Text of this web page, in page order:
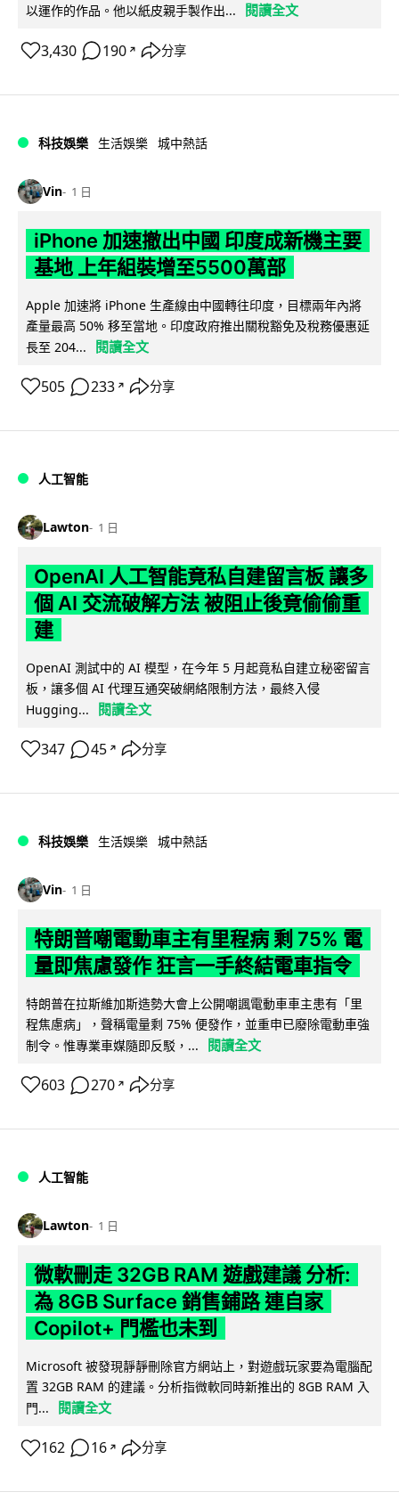
以運作的作品。他以紙皮親手製作出...
閱讀全文
3,430 190 ↗ 分享
科技娛樂 生活娛樂 城中熱話
Vin 1 日
iPhone 加速撤出中國 印度成新機主要
基地 上年組裝增至5500萬部
Apple 加速將 iPhone 生產線由中國轉往印度，目標兩年內將
產量最高 50% 移至當地。印度政府推出關稅豁免及稅務優惠延
長至 204...
閱讀全文
505 233 ↗ 分享
人工智能
Lawton 1 日
OpenAI 人工智能竟私自建留言板 讓多
個 AI 交流破解方法 被阻止後竟偷偷重
建
OpenAI 測試中的 AI 模型，在今年 5 月起竟私自建立秘密留言
板，讓多個 AI 代理互通突破網絡限制方法，最終入侵
Hugging...
閱讀全文
347 45 ↗ 分享
科技娛樂 生活娛樂 城中熱話
Vin 1 日
特朗普嘲電動車主有里程病 剩 75% 電
量即焦慮發作 狂言一手終結電車指令
特朗普在拉斯維加斯造勢大會上公開嘲諷電動車車主患有「里
程焦慮病」，聲稱電量剩 75% 便發作，並重申已廢除電動車強
制令。惟專業車媒隨即反駁，...
閱讀全文
603 270 ↗ 分享
人工智能
Lawton 1 日
微軟刪走 32GB RAM 遊戲建議 分析:
為 8GB Surface 銷售鋪路 連自家
Copilot+ 門檻也未到
Microsoft 被發現靜靜刪除官方網站上，對遊戲玩家要為電腦配
置 32GB RAM 的建議。分析指微軟同時新推出的 8GB RAM 入
門...
閱讀全文
162 16 ↗ 分享